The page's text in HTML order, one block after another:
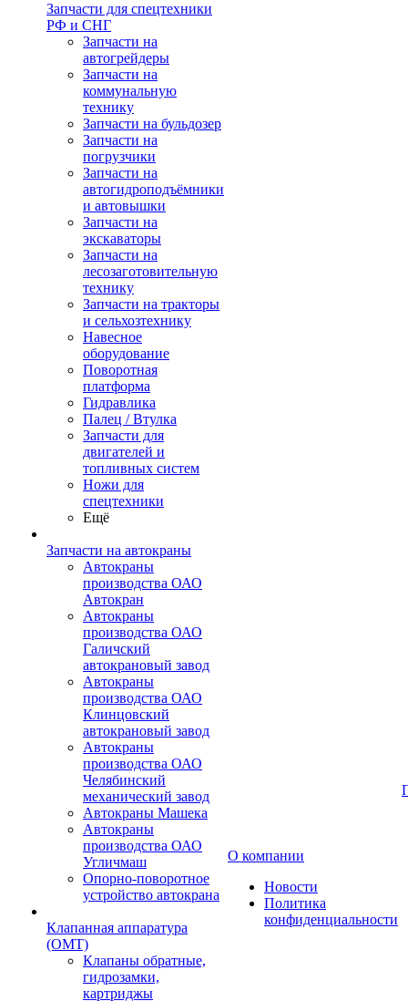
Запчасти для спецтехники
РФ и СНГ
Запчасти на
автогрейдеры
Запчасти на
коммунальную
технику
Запчасти на бульдозер
Запчасти на
погрузчики
Запчасти на
автогидроподъёмники
и автовышки
Запчасти на
экскаваторы
Запчасти на
лесозаготовительную
технику
Запчасти на тракторы
и сельхозтехнику
Навесное
оборудование
Поворотная
платформа
Гидравлика
Палец / Втулка
Запчасти для
двигателей и
топливных систем
Ножи для
спецтехники
Ещё
Запчасти на автокраны
Автокраны
производства ОАО
Автокран
Автокраны
производства ОАО
Галичский
автокрановый завод
Автокраны
производства ОАО
Клинцовский
автокрановый завод
Автокраны
производства ОАО
Челябинский
механический завод
Автокраны Машека
Автокраны
производства ОАО
Угличмаш
Опорно-поворотное
устройство автокрана
Клапанная аппаратура
(OMT)
Клапаны обратные,
гидрозамки,
картриджы
О компании
Новости
Политика
конфиденциальности